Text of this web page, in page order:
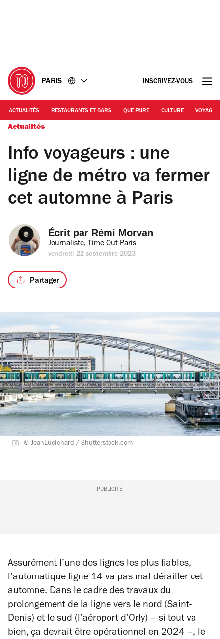
PARIS INSCRIVEZ-VOUS
ACTUALITÉS RESTAURANTS ET BARS QUE FAIRE CULTURE VOYAGE
Actualités
Info voyageurs : une
ligne de métro va fermer
cet automne à Paris
Écrit par Rémi Morvan
Journaliste, Time Out Paris
vendredi 22 septembre 2023
Partager
© JeanLucIchard / Shutterstock.com
PUBLICITÉ
Assurément l’une des lignes les plus fiables,
l’automatique ligne 14 va pas mal dérailler cet
automne. Dans le cadre des travaux du
prolongement de la ligne vers le nord (Saint-
Denis) et le sud (l’aéroport d’Orly) – si tout va
bien, ça devrait être opérationnel en 2024 –, le